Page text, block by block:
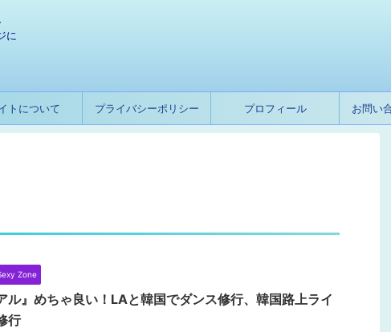
に
トについて プライバシーポリシー プロフィール お問い
Zone
ル』めちゃ良い！LAと韓国でダンス修行、韓国路上ライ
行